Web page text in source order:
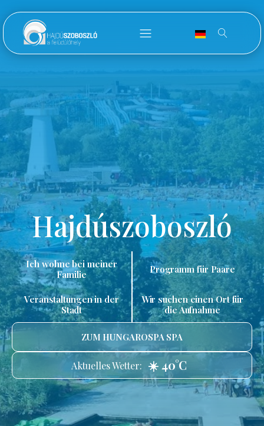
Hajdúszoboszló
Ich wohne bei meiner
Familie
Programm für Paare
Veranstaltungen in der
Stadt
Wir suchen einen Ort für
die Aufnahme
ZUM HUNGAROSPA SPA
Aktuelles Wetter: ☀️ 40°C